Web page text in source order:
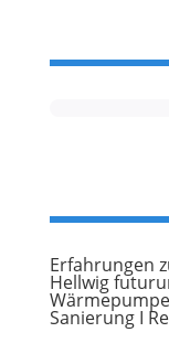
Erfahrungen
Hellwig
Sanierung I